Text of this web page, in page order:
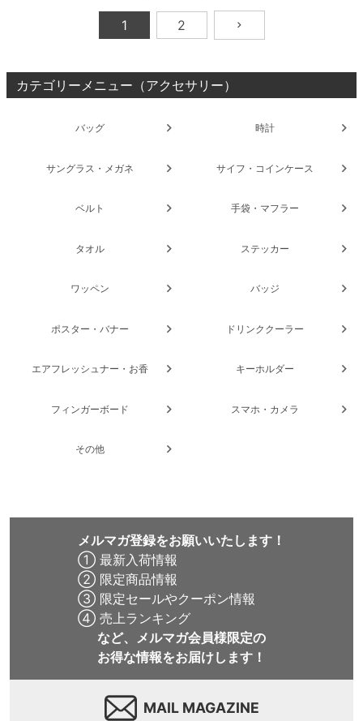
1 2
カテゴリーメニュー（アクセサリー）
バッグ 時計
サングラス・メガネ サイフ・コインケース
ベルト 手袋・マフラー
タオル ステッカー
ワッペン バッジ
ポスター・バナー ドリンククーラー
エアフレッシュナー・お香 キーホルダー
フィンガーボード スマホ・カメラ
その他
メルマガ登録をお願いいたします！
① 最新入荷情報
② 限定商品情報
③ 限定セールやクーポン情報
④ 売上ランキング
など、メルマガ会員様限定の
お得な情報をお届けします！
MAIL MAGAZINE